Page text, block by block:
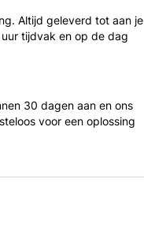
Altijd geleverd tot aan je
tijdvak en op de dag
30 dagen aan en ons
voor een oplossing